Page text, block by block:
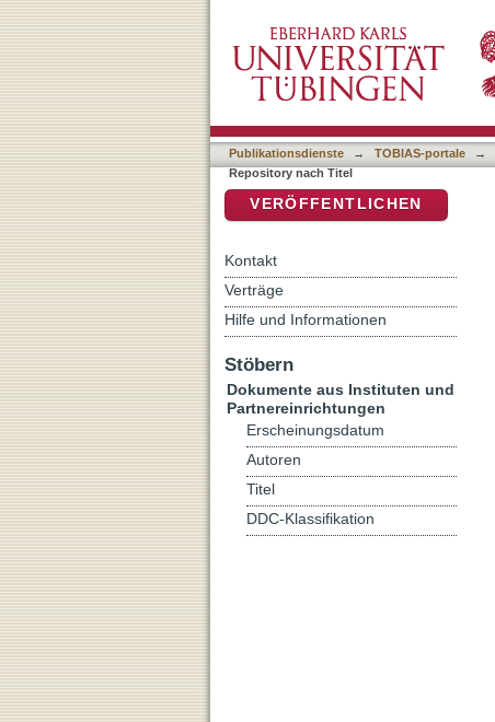
Publikationsdienste → TOBIAS-portale →
Repository nach Titel
VERÖFFENTLICHEN
Kontakt
Verträge
Hilfe und Informationen
Stöbern
Dokumente aus Instituten und
Partnereinrichtungen
Erscheinungsdatum
Autoren
Titel
DDC-Klassifikation